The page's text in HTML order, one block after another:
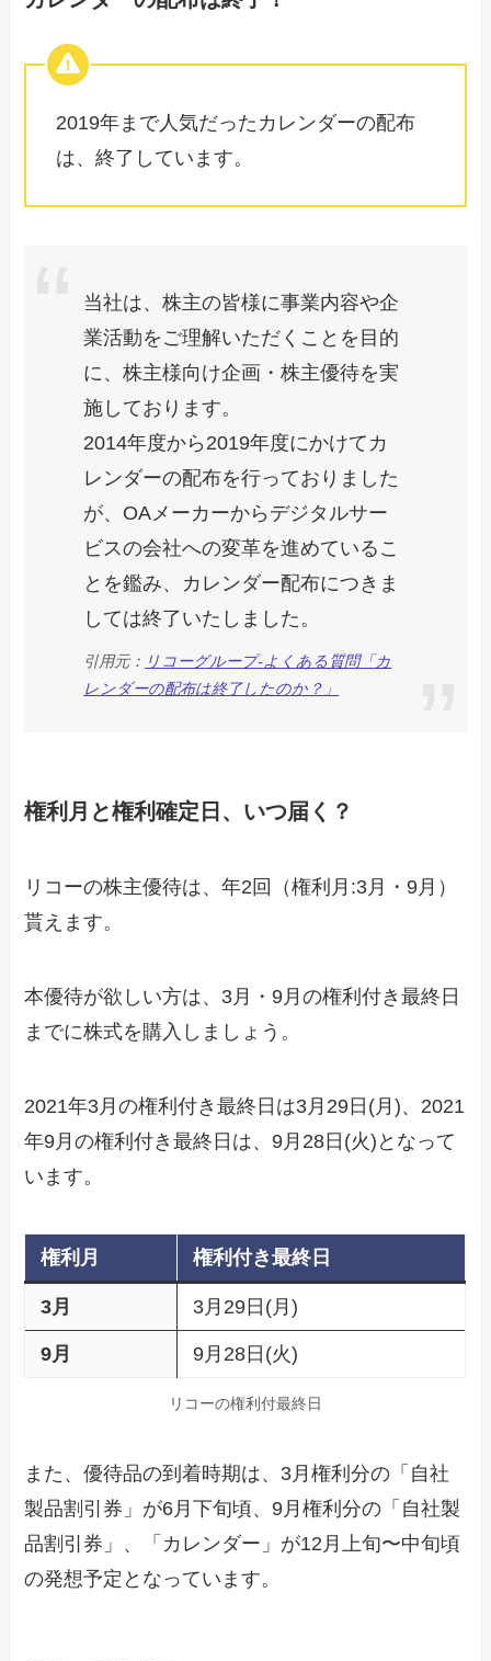
2019年まで人気だったカレンダーの配布
は、終了しています。
当社は、株主の皆様に事業内容や企
業活動をご理解いただくことを目的
に、株主様向け企画・株主優待を実
施しております。
2014年度から2019年度にかけてカ
レンダーの配布を行っておりました
が、OAメーカーからデジタルサー
ビスの会社への変革を進めているこ
とを鑑み、カレンダー配布につきま
しては終了いたしました。
引用元： リコーグループ-よくある質問「カ
レンダーの配布は終了したのか？」
権利月と権利確定日、いつ届く？
リコーの株主優待は、年2回（権利月:3月・9月）
貰えます。
本優待が欲しい方は、3月・9月の権利付き最終日
までに株式を購入しましょう。
2021年3月の権利付き最終日は3月29日(月)、2021
年9月の権利付き最終日は、9月28日(火)となって
います。
権利月 権利付き最終日
3月 3月29日(月)
9月 9月28日(火)
リコーの権利付最終日
また、優待品の到着時期は、3月権利分の「自社
製品割引券」が6月下旬頃、9月権利分の「自社製
品割引券」、「カレンダー」が12月上旬〜中旬頃
の発想予定となっています。